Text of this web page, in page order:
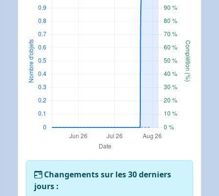
Changements sur les 30 derniers
jours :